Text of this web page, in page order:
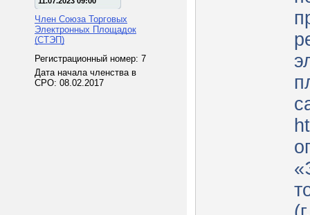
Член Союза Торговых
Электронных Площадок
(СТЭП)
Регистрационный номер: 7
Дата начала членства в
СРО: 08.02.2017